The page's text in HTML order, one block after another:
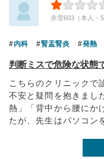
赤雪603（本人・
内科 腎盂腎炎 発熱
判断ミスで危険な状態
こちらのクリニックで
不安と疑問を抱きまし
熱」「背中から腰にか
たが、先生はパソコン